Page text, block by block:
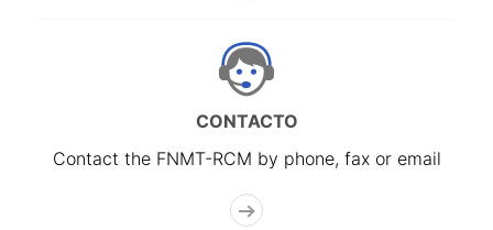
CONTACTO
Contact the FNMT-RCM by phone, fax or email